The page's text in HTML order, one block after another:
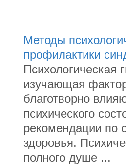
Методы
профилактики
Психологическая
изучающая
благотворно
психического
рекомендации по
здоровья.
полного душе ...